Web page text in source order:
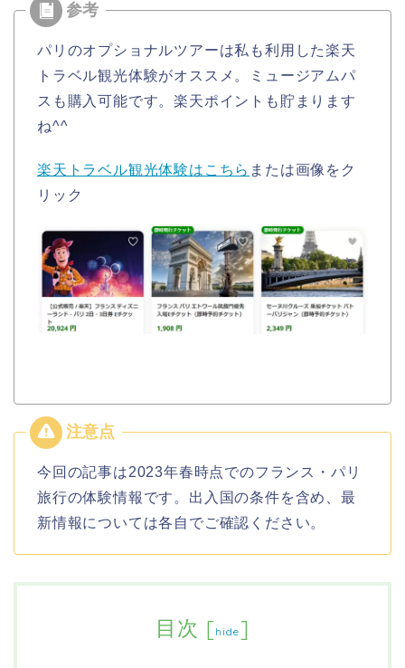
パリのオプショナルツアーは私も利用した楽天
トラベル観光体験がオススメ。ミュージアムパ
スも購入可能です。楽天ポイントも貯まります
ね^^
楽天トラベル観光体験はこちら または画像をク
リック
今回の記事は2023年春時点でのフランス・パリ
旅行の体験情報です。出入国の条件を含め、最
新情報については各自でご確認ください。
目次 [hide]